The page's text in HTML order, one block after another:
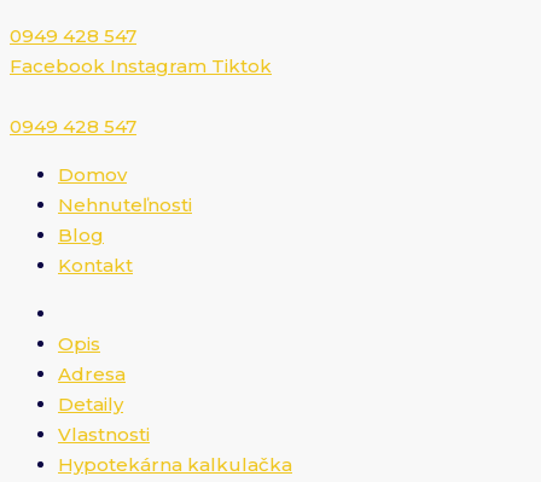
0949 428 547​
Facebook Instagram Tiktok
0949 428 547​
Domov
Nehnuteľnosti
Blog
Kontakt
Opis
Adresa
Detaily
Vlastnosti
Hypotekárna kalkulačka